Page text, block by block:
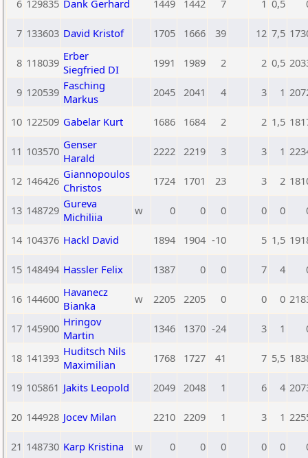
6 129835 Dank Gerhard 1449 1442 7 1 0,5
7 133603 David Kristof 1705 1666 39 12 7,5
8 118039 Erber
Siegfried DI
1991 1989 2 2 0,5
9 120539 Fasching
Markus
2045 2041 4 3 1
10 122509 Gabelar Kurt 1686 1684 2 2 1,5
11 103570 Genser
Harald
2222 2219 3 3 1
12 146426 Giannopoulos
Christos
1724 1701 23 3 2
13 148729 Gureva
Michiliia
w 0 0 0 0 0
14 104376 Hackl David 1894 1904 -10 5 1,5
15 148494 Hassler Felix 1387 0 0 7 4
16 144600 Havanecz
Bianka
w 2205 2205 0 0 0
17 145900 Hringov
Martin
1346 1370 -24 3 1
18 141393 Huditsch Nils
Maximilian
1768 1727 41 7 5,5
19 105861 Jakits Leopold 2049 2048 1 6 4
20 144928 Jocev Milan 2210 2209 1 3 1
21 148730 Karp Kristina w 0 0 0 0 0